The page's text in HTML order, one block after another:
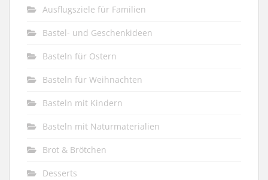
Ausflugsziele für Familien
Bastel- und Geschenkideen
Basteln für Ostern
Basteln für Weihnachten
Basteln mit Kindern
Basteln mit Naturmaterialien
Brot & Brötchen
Desserts